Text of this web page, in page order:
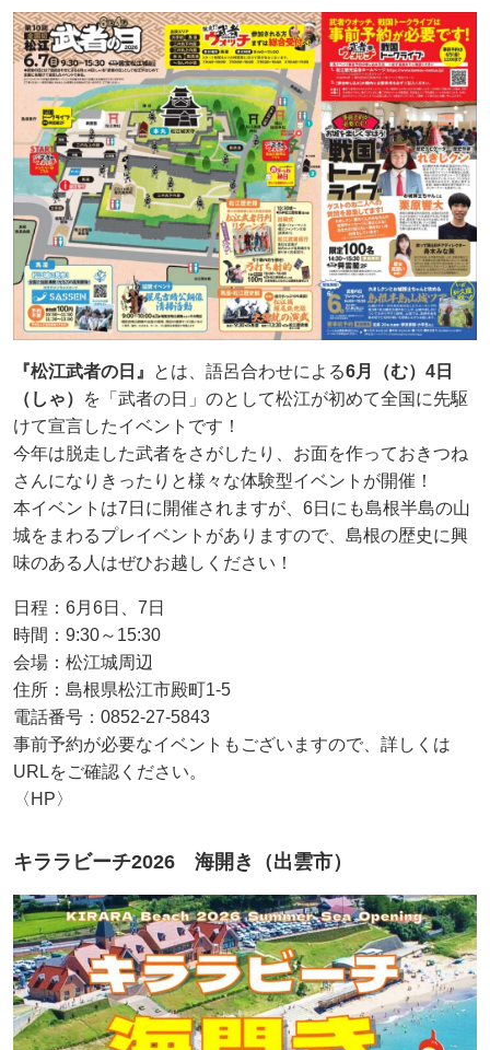
『松江武者の日』 とは、語呂合わせによる6月（む）4日
（しゃ）
を「武者の日」のとして松江が初めて全国に先駆
けて宣言したイベントです！
今年は脱走した武者をさがしたり、お面を作っておきつね
さんになりきったりと様々な体験型イベントが開催！
本イベントは7日に開催されますが、6日にも島根半島の山
城をまわるプレイベントがありますので、島根の歴史に興
味のある人はぜひお越しください！
日程：6月6日、7日
時間：9:30～15:30
会場：松江城周辺
住所：島根県松江市殿町1-5
電話番号：0852-27-5843
事前予約が必要なイベントもございますので、詳しくは
URLをご確認ください。
〈HP〉
キララビーチ2026 海開き（出雲市）